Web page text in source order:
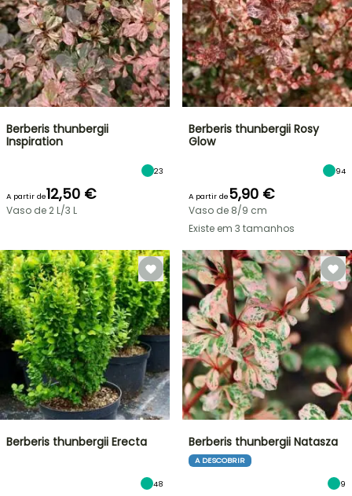
Berberis thunbergii
Inspiration
23
A partir de12,50 €
Vaso de 2 L/3 L
Berberis thunbergii Rosy
Glow
94
A partir de5,90 €
Vaso de 8/9 cm
Existe em 3 tamanhos
Berberis thunbergii Erecta
48
Berberis thunbergii Natasza
A DESCOBRIR
9